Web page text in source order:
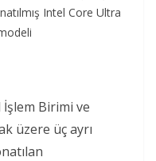
Intel Core Ultra
Birimi ve
üzere üç ayrı